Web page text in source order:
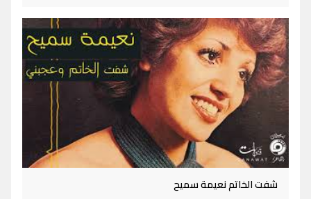
شفت الخاتم نعيمة سميح